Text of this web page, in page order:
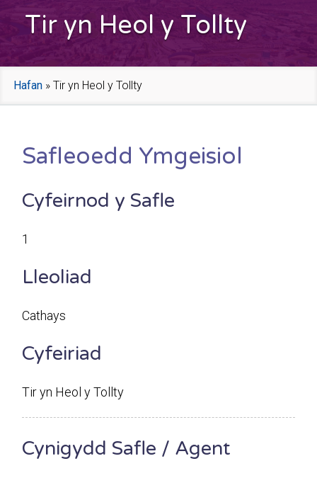
Tir yn Heol y Tollty
Hafan » Tir yn Heol y Tollty
Safleoedd Ymgeisiol
Cyfeirnod y Safle
1
Lleoliad
Cathays
Cyfeiriad
Tir yn Heol y Tollty
Cynigydd Safle / Agent